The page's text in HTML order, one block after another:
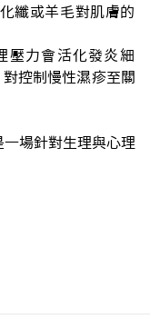
纖或羊毛對肌膚的
壓力會活化發炎細
控制慢性濕疹至關
場針對生理與心理